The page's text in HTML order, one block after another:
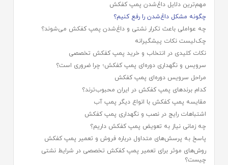
مهم‌ترین دلایل داغ‌شدن پمپ کفکش
چگونه مشکل داغ‌شدن را رفع کنیم؟
چه عواملی باعث تکرار نشتی و داغ‌شدن پمپ کفکش می‌شوند؟
چک‌لیست نکات پیشگیرانه
نکات کلیدی در انتخاب و خرید پمپ کفکش تخصصی
سرویس و نگهداری دوره‌ای پمپ کفکش؛ چرا ضروری است؟
مراحل سرویس دوره‌ای پمپ کفکش
کدام برندهای پمپ کفکش در ایران محبوب‌ترند؟
مقایسه پمپ کفکش با انواع دیگر پمپ آب
اشتباهات رایج در نصب و نگهداری پمپ کفکش
چه زمانی نیاز به تعویض پمپ کفکش داریم؟
پاسخ به پرسش‌های متداول درباره فروش و تعمیر پمپ کفکش
روش‌های موثر برای تعمیر پمپ کفکش تخصصی در شرایط نشتی
چیست؟